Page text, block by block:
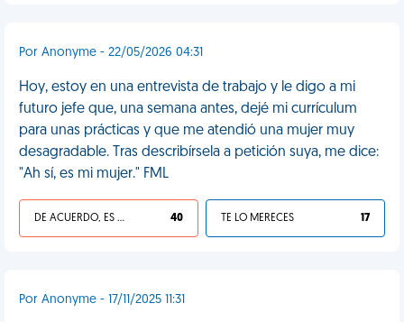
Por Anonyme - 22/05/2026 04:31
Hoy, estoy en una entrevista de trabajo y le digo a mi
futuro jefe que, una semana antes, dejé mi currículum
para unas prácticas y que me atendió una mujer muy
desagradable. Tras describírsela a petición suya, me dice:
"Ah sí, es mi mujer." FML
DE ACUERDO, ES UNA VIDA HP 40 TE LO MERECES 17
Por Anonyme - 17/11/2025 11:31